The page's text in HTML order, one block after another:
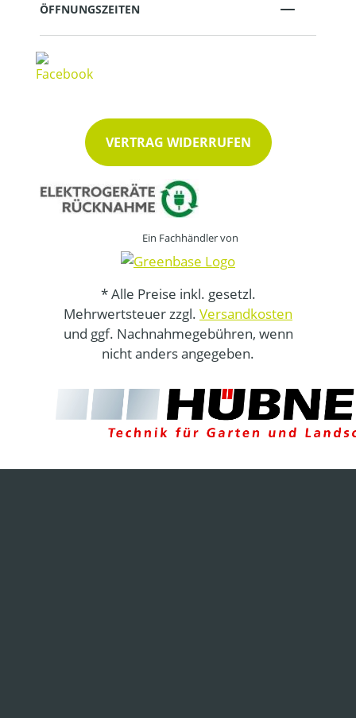
ÖFFNUNGSZEITEN
VERTRAG WIDERRUFEN
Ein Fachhändler von
* Alle Preise inkl. gesetzl.
Mehrwertsteuer zzgl. Versandkosten
und ggf. Nachnahmegebühren, wenn
nicht anders angegeben.